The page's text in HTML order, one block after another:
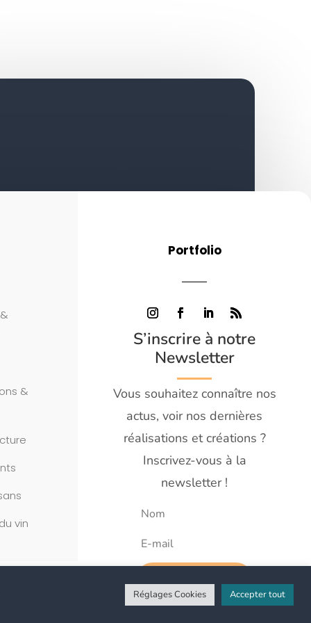
&
vin
Portfolio
S’inscrire à notre
Newsletter
Vous souhaitez connaître nos
actus, voir nos dernières
réalisations et créations ?
Inscrivez-vous à la
newsletter !
Copyright ©2026 | Tous droits réservés
Réglages Cookies Accepter tout